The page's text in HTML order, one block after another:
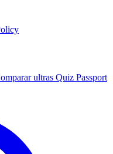
ultras Quiz Passport